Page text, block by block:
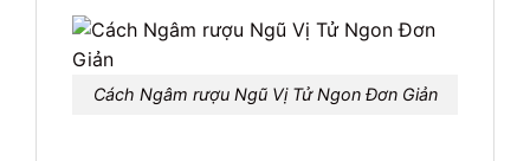
Cách Ngâm rượu Ngũ Vị Tử Ngon Đơn Giản